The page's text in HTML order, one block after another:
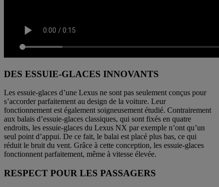
DES ESSUIE-GLACES INNOVANTS
Les essuie-glaces d’une Lexus ne sont pas seulement conçus pour
s’accorder parfaitement au design de la voiture. Leur
fonctionnement est également soigneusement étudié. Contrairement
aux balais d’essuie-glaces classiques, qui sont fixés en quatre
endroits, les essuie-glaces du Lexus NX par exemple n’ont qu’un
seul point d’appui. De ce fait, le balai est placé plus bas, ce qui
réduit le bruit du vent. Grâce à cette conception, les essuie-glaces
fonctionnent parfaitement, même à vitesse élevée.
RESPECT POUR LES PASSAGERS